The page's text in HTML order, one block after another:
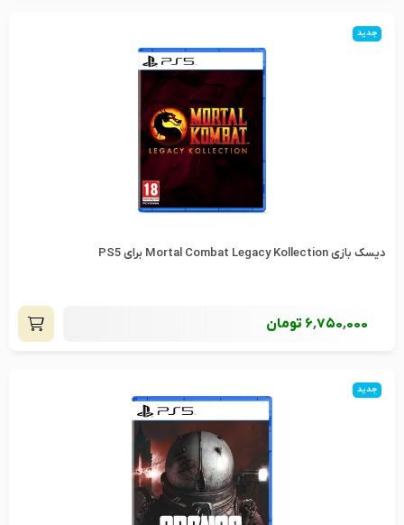
جدید
دیسک بازی Mortal Combat Legacy Kollection برای PS5
6٬750٬000 تومان
جدید